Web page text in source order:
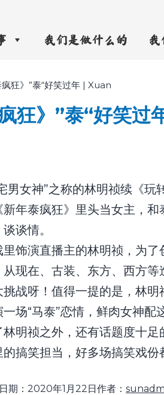
我们是做什么的 我
狂》”泰“好笑过年 | Xuan
狂》”泰“好笑过
男女神”之称的林明祯续《
新年泰疯狂》里头当女主，
谈情。
里饰演直播主的林明祯，为
从现在、古装、东方、西方
挑战呀！值得一提的是，林
场“马泰”恋情，鲜肉女神配
林明祯之外，还有话题度十
的搞笑担当，好多场搞笑戏份
期： 2020年1月22日作者：